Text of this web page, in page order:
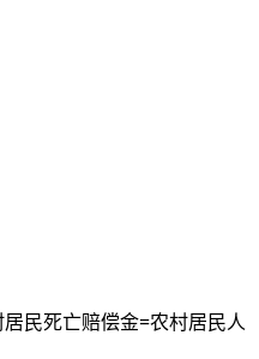
民死亡赔偿金=农村居民人